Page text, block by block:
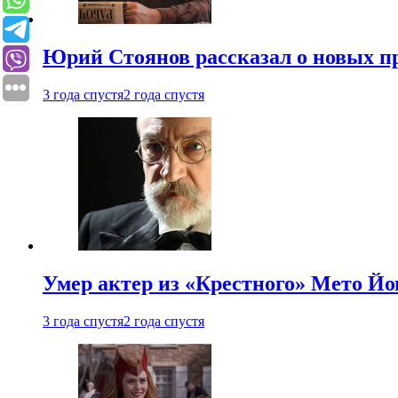
Юрий Стоянов рассказал о новых
3 года спустя2 года спустя
Умер актер из «Крестного» Мето
3 года спустя2 года спустя